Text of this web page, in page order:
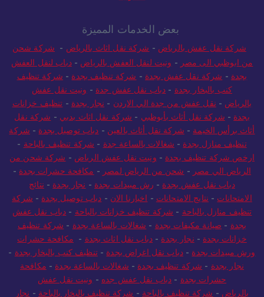
شركة نقل عفش بالرياض -شركة نقل اثاث بالرياض -
شركة شحن
من ابوظبي الى مصر-ونيت لنقل العفش بالرياض- دباب لنقل العفش
بجدة- شركة نقل عفش بجدة- شركة تنظيف بجدة -شركة تنظيف
كنب بالبخار بجدة - دباب نقل عفش جدة-
ونيت نقل عفش
بالرياض - نقل عفش من جدة الي الاردن-نجار بجدة-
تنظيف خزانات
بجدة
- شركة نقل أثاث بأبوظبي- شركة نقل اثاث بدبي -شركة نقل
أثاث برأس الخيمة-شركة نقل أثاث بالعين -دباب توصيل بجدة -شركة
تنظيف منازل بجدة
-شغالات بالساعة جدة - شركة تنظيف بالباحة
-
ارخص شركة تنظيف بجدة
- ونيت نقل عفش الرياض- شركة شحن من
الرياض الي مصر- شحن من الرياض لمصر- مكافحة حشرات بجدة
دباب نقل عفش بجدة- رش مبيدات بجدة- نجار بجدة-نتائج
الامتحانات- نتايج الامتحانات-اخبارنا الان- دباب توصيل بجدة -
شركة
تنظيف منازل بالباحة- شركة تنظيف خزانات بالباحة- دباب نقل عفش
بجدة- صيانة مكيفات بجدة - شغالات بالساعة بجدة -شركة تنظيف
خزانات بجدة-نجار بجدة- دباب نقل اثاث بجدة -
مكافحة حشرات
ورش مبيدات بجدة
-دباب نقل اغراض بجدة- تنظيف كنب بالبخار بجدة
نجار بجدة
-شركة تنظيف بجدة - شغالات بالساعة بجدة-مكافحة
حشرات بجدة- دباب نقل عفش جده-ونيت نقل عفش